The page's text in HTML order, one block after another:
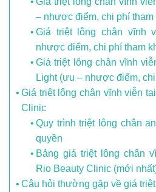
– nhược điểm, chi phí tham
Giá triệt lông chân vĩnh
nhược điểm, chi phí tham
Giá triệt lông chân vĩnh
Light (ưu – nhược điểm,
Giá triệt lông chân vĩnh viễn
Clinic
Quy trình triệt lông chân
quyền
Bảng giá triệt lông chân
Rio Beauty Clinic (mới
Câu hỏi thường gặp về giá